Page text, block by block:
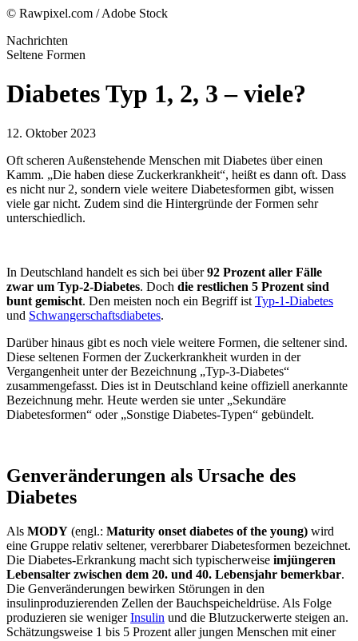
© Rawpixel.com / Adobe Stock
Nachrichten
Seltene Formen
Diabetes Typ 1, 2, 3 – viele?
12. Oktober 2023
Oft scheren Außenstehende Menschen mit Diabetes über einen
Kamm. „Die haben diese Zuckerkrankheit“, heißt es dann oft. Dass
es nicht nur 2, sondern viele weitere Diabetesformen gibt, wissen
viele gar nicht. Zudem sind die Hintergründe der Formen sehr
unterschiedlich.
In Deutschland handelt es sich bei über92 Prozent aller Fälle
zwar um Typ-2-Diabetes. Doch die restlichen 5 Prozent sind
bunt gemischt. Den meisten noch ein Begriff ist Typ-1-Diabetes
und Schwangerschaftsdiabetes.
Darüber hinaus gibt es noch viele weitere Formen, die seltener sind.
Diese seltenen Formen der Zuckerkrankheit wurden in der
Vergangenheit unter der Bezeichnung „Typ-3-Diabetes“
zusammengefasst. Dies ist in Deutschland keine offiziell anerkannte
Bezeichnung mehr. Heute werden sie unter „Sekundäre
Diabetesformen“ oder „Sonstige Diabetes-Typen“ gebündelt.
Genveränderungen als Ursache des
Diabetes
Als MODY (engl.: Maturity onset diabetes of the young) wird
eine Gruppe relativ seltener, vererbbarer Diabetesformen bezeichnet.
Die Diabetes-Erkrankung macht sich typischerweise imjüngeren
Lebensalter zwischen dem 20. und 40. Lebensjahr bemerkbar.
Die Genveränderungen bewirken Störungen in den
insulinproduzierenden Zellen der Bauchspeicheldrüse. Als Folge
produzieren sie wenigerInsulin und die Blutzuckerwerte steigen an.
Schätzungsweise 1 bis 5 Prozent aller jungen Menschen mit einer